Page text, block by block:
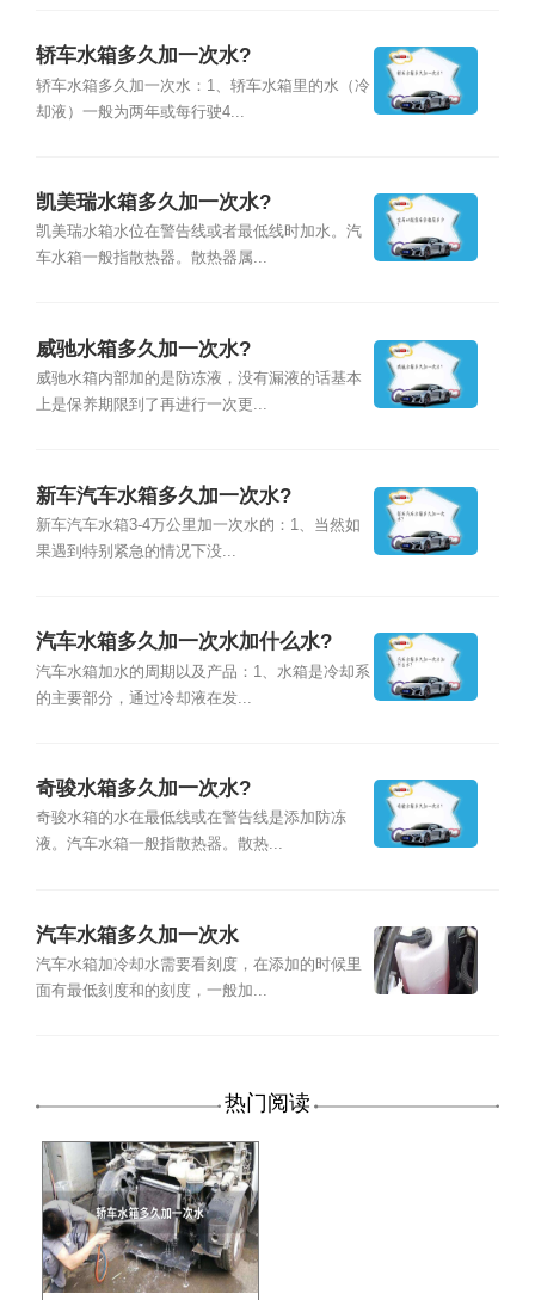
轿车水箱多久加一次水?
轿车水箱多久加一次水：1、轿车水箱里的水（冷
却液）一般为两年或每行驶4...
凯美瑞水箱多久加一次水?
凯美瑞水箱水位在警告线或者最低线时加水。汽
车水箱一般指散热器。散热器属...
威驰水箱多久加一次水?
威驰水箱内部加的是防冻液，没有漏液的话基本
上是保养期限到了再进行一次更...
新车汽车水箱多久加一次水?
新车汽车水箱3-4万公里加一次水的：1、当然如
果遇到特别紧急的情况下没...
汽车水箱多久加一次水加什么水?
汽车水箱加水的周期以及产品：1、水箱是冷却系
的主要部分，通过冷却液在发...
奇骏水箱多久加一次水?
奇骏水箱的水在最低线或在警告线是添加防冻
液。汽车水箱一般指散热器。散热...
汽车水箱多久加一次水
汽车水箱加冷却水需要看刻度，在添加的时候里
面有最低刻度和的刻度，一般加...
热门阅读